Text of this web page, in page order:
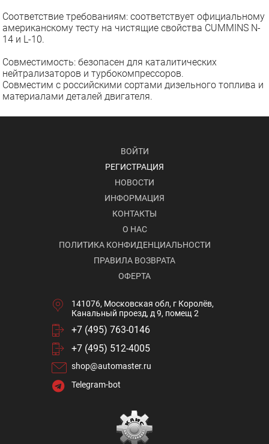
Соответствие требованиям: соответствует официальному
американскому тесту на чистящие свойства CUMMINS N-
14 и L-10.
Совместимость: безопасен для каталитических
нейтрализаторов и турбокомпрессоров.
Совместим с российскими сортами дизельного топлива и
материалами деталей двигателя.
ВОЙТИ
РЕГИСТРАЦИЯ
НОВОСТИ
ИНФОРМАЦИЯ
КОНТАКТЫ
О НАС
ПОЛИТИКА КОНФИДЕНЦИАЛЬНОСТИ
ПРАВИЛА ВОЗВРАТА
ОФЕРТА
141076, Московская обл, г Королёв,
Канальный проезд, д 9, помещ 2
+7 (495) 763-0146
+7 (495) 512-4005
shop@automaster.ru
Telegram-bot